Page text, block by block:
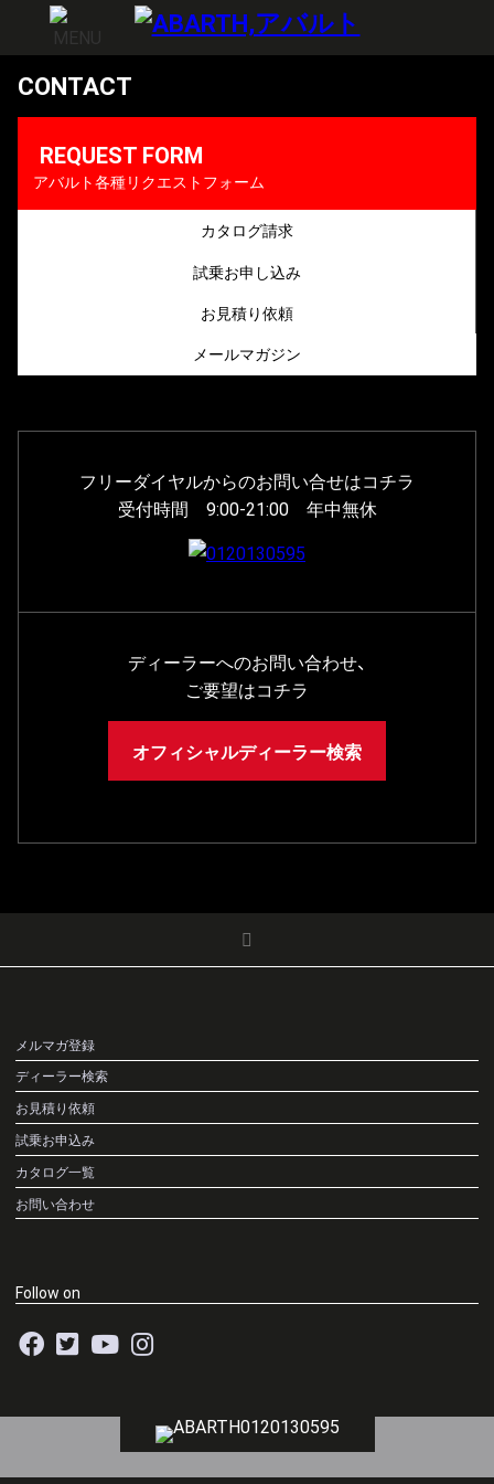
CONTACT
REQUEST FORM
アバルト各種リクエストフォーム
カタログ請求
試乗お申し込み
お見積り依頼
メールマガジン
フリーダイヤルからのお問い合せはコチラ
受付時間 9:00-21:00 年中無休
ディーラーへのお問い合わせ、
ご要望はコチラ
オフィシャルディーラー検索
メルマガ登録
ディーラー検索
お見積り依頼
試乗お申込み
カタログ一覧
お問い合わせ
Follow on